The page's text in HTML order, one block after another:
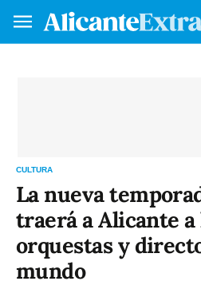
CULTURA
La nueva
traerá a Alicante
orquestas y
mundo